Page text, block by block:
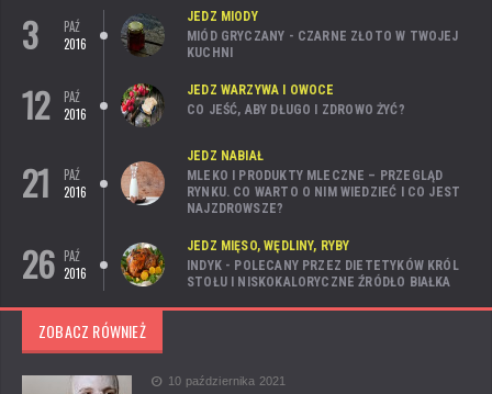
3
PAŹ
2016
JEDZ MIODY
MIÓD GRYCZANY - CZARNE ZŁOTO W TWOJEJ
KUCHNI
12
PAŹ
2016
JEDZ WARZYWA I OWOCE
CO JEŚĆ, ABY DŁUGO I ZDROWO ŻYĆ?
21
PAŹ
2016
JEDZ NABIAŁ
MLEKO I PRODUKTY MLECZNE – PRZEGLĄD
RYNKU. CO WARTO O NIM WIEDZIEĆ I CO JEST
NAJZDROWSZE?
26 PAŹ
2016
JEDZ MIĘSO, WĘDLINY, RYBY
INDYK - POLECANY PRZEZ DIETETYKÓW KRÓL
STOŁU I NISKOKALORYCZNE ŹRÓDŁO BIAŁKA
ZOBACZ RÓWNIEŻ
10 października 2021